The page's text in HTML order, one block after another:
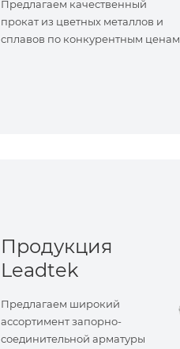
Предлагаем качественный
прокат из цветных металлов и
сплавов по конкурентным ценам.
Продукция
Leadtek
Предлагаем широкий
ассортимент запорно-
соединительной арматуры